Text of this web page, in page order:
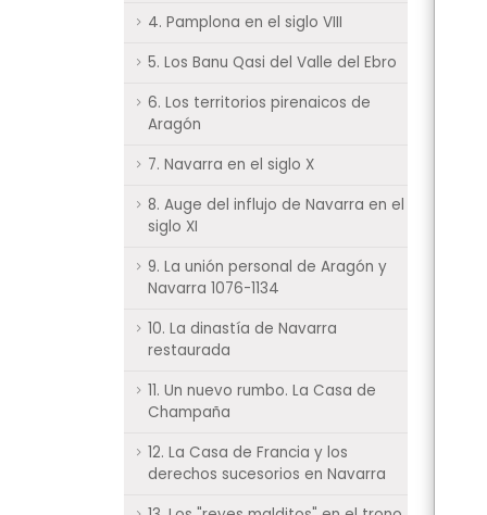
4. Pamplona en el siglo VIII
5. Los Banu Qasi del Valle del Ebro
6. Los territorios pirenaicos de
Aragón
7. Navarra en el siglo X
8. Auge del influjo de Navarra en el
siglo XI
9. La unión personal de Aragón y
Navarra 1076-1134
10. La dinastía de Navarra
restaurada
11. Un nuevo rumbo. La Casa de
Champaña
12. La Casa de Francia y los
derechos sucesorios en Navarra